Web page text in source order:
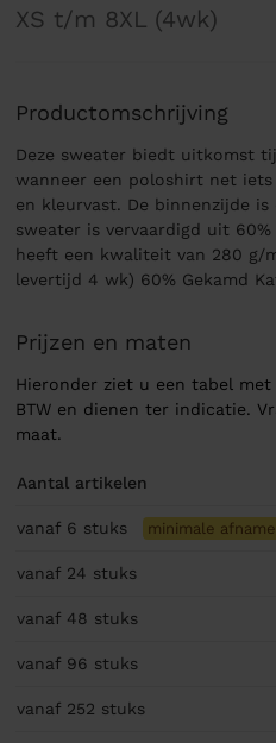
XS t/m 8XL (4wk)
Productomschrijving
Deze sweater biedt uitkomst
wanneer een poloshirt net
en kleurvast. De binnenzijde
sweater is vervaardigd uit
heeft een kwaliteit van 280 g/
levertijd 4 wk) 60% Gekamd
Prijzen en maten
Hieronder ziet u een tabel
BTW en dienen ter indicatie.
maat.
Aantal artikelen
vanaf 6 stuks minimale afname
vanaf 24 stuks
vanaf 48 stuks
vanaf 96 stuks
vanaf 252 stuks